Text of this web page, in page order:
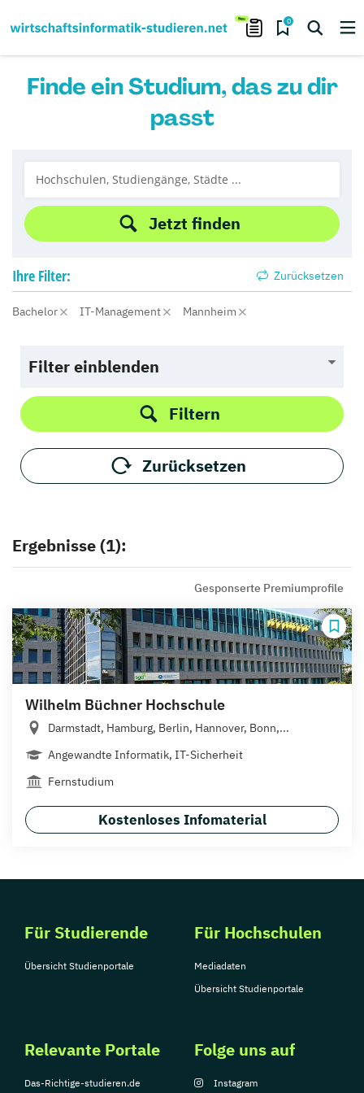
0
Finde ein Studium, das zu dir
passt
Jetzt finden
Ihre Filter: Zurücksetzen
Bachelor IT-Management Mannheim
Filter einblenden
Filtern
Zurücksetzen
Ergebnisse (1):
Gesponserte Premiumprofile
Wilhelm Büchner Hochschule
Darmstadt, Hamburg, Berlin, Hannover, Bonn,...
Angewandte Informatik, IT-Sicherheit
Fernstudium
Kostenloses Infomaterial
Für Studierende
Übersicht Studienportale
Für Hochschulen
Mediadaten
Übersicht Studienportale
Relevante Portale
Das-Richtige-studieren.de
Folge uns auf
Instagram